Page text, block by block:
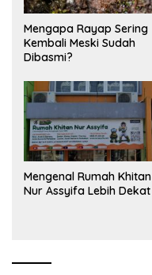
Mengapa Rayap Sering
Kembali Meski Sudah
Dibasmi?
Mengenal Rumah Khitan
Nur Assyifa Lebih Dekat